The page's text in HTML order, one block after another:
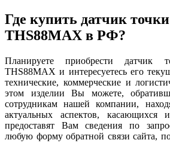
Где купить датчик
THS88MAX в РФ?
Планируете приобрести датчик
THS88MAX и интересуетесь его
технические, коммерческие и
этом изделии Вы можете,
сотрудникам нашей компании,
актуальных аспектов, касающихся
предоставят Вам сведения по
любую форму обратной связи сайта,